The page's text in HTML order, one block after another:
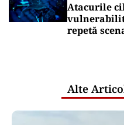
Atacurile
repetă
Alte